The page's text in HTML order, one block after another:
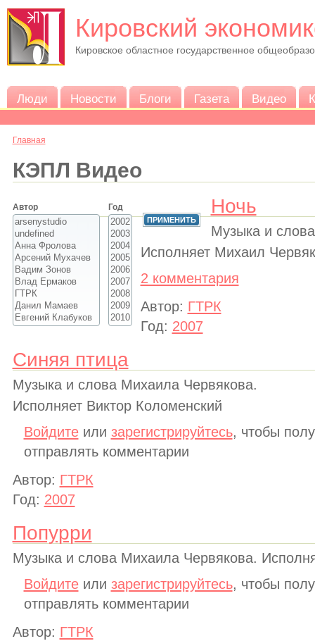
Кировский
Кировское областное государственное
Люди Новости Блоги Газета Видео
Главная
КЭПЛ Видео
Автор Год Ночь
Музыка и
Исполняет Михаил
2 комментария
Автор: ГТРК
Год: 2007
Синяя птица
Музыка и слова Михаила Червякова.
Исполняет Виктор Коломенский
Войдитеили зарегистрируйтесь, чтобы
отправлять комментарии
Автор: ГТРК
Год: 2007
Попурри
Музыка и слова Михаила Червякова.
Войдитеили зарегистрируйтесь, чтобы
отправлять комментарии
Автор: ГТРК